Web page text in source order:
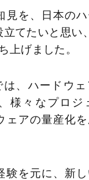
見を、日本の
立てたいと思い
上げました。
は、ハードウ
様々なプロジ
ェアの量産化
験を元に、新